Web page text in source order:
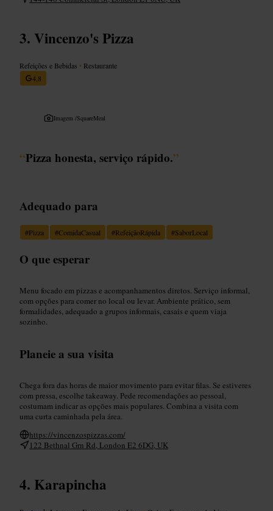
Vincenzo's Pizza
Refeições e Bebidas • Restaurante
4,8
Imagem /SquareMeal
“Pizza honesta, serviço rápido.”
Adequado para
#Pizza #ComidaCasual #RefeiçãoRápida #SaborLocal
O que esperar
Menu focado em pizzas e acompanhamentos diretos. Serviço informal,
com opções para comer no local ou levar. Ambiente prático, sem
formalidades, adequado a grupos informais, casais e quem viaja
sozinho.
Planeie a sua visita
Chega fora das horas de maior movimento para evitar filas. Se estiveres
com pressa, escolhe takeaway. Pede recomendações ao pessoal,
costumam indicar as opções mais populares. Combina a visita com
uma curta caminhada pela área.
https://vincenzospizzas.com/
122 Bethnal Grn Rd, London E2 6DG, UK
Karapincha